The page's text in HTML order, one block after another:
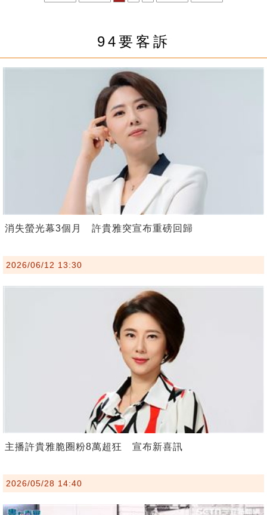
94要客訴
消失螢光幕3個月 許貴雅突宣布重磅回歸
2026/06/12 13:30
主播許貴雅脆圈粉8萬超狂 宣布新喜訊
2026/05/28 14:40